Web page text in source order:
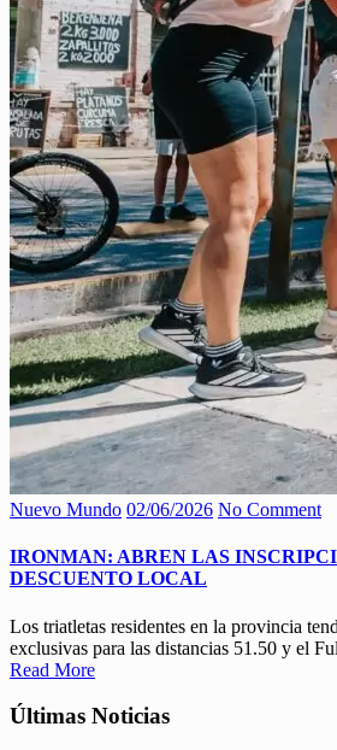
Nuevo Mundo 02/06/2026 No Comment
IRONMAN: ABREN LAS
DESCUENTO LOCAL
Los triatletas residentes en la provincia
exclusivas para las distancias 51.50 y el
Read More
Últimas Noticias